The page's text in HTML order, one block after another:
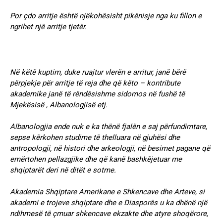
Por çdo arritje është njëkohësisht pikënisje nga ku fillon e
ngrihet një arritje tjetër.
Në këtë kuptim, duke ruajtur vlerën e arritur, janë bërë
përpjekje për arritje të reja dhe që këto – kontribute
akademike janë të rëndësishme sidomos në fushë të
Mjekësisë , Albanologjisë etj.
Albanologjia ende nuk e ka thënë fjalën e saj përfundimtare,
sepse kërkohen studime të thelluara në gjuhësi dhe
antropologji, në histori dhe arkeologji, në besimet pagane që
emërtohen pellazgjike dhe që kanë bashkëjetuar me
shqiptarët deri në ditët e sotme.
Akademia Shqiptare Amerikane e Shkencave dhe Arteve, si
akademi e trojeve shqiptare dhe e Diasporës u ka dhënë një
ndihmesë të çmuar shkencave ekzakte dhe atyre shoqërore,